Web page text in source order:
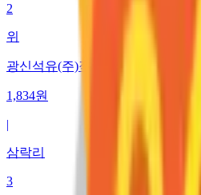
2
위
광신석유(주)직영 고성주유소
1,834원
|
삼락리
3